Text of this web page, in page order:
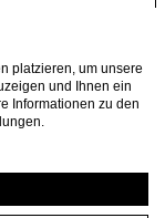
platzieren, um unsere
und Ihnen ein
Informationen zu den